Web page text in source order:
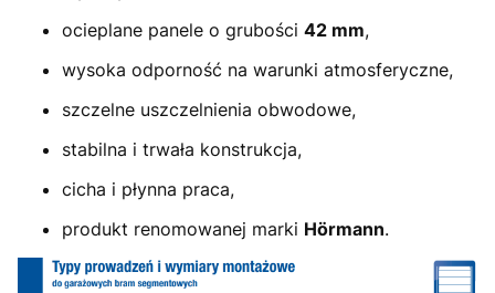
ocieplane panele o grubości 42 mm,
wysoka odporność na warunki atmosferyczne,
szczelne uszczelnienia obwodowe,
stabilna i trwała konstrukcja,
cicha i płynna praca,
produkt renomowanej marki Hörmann.